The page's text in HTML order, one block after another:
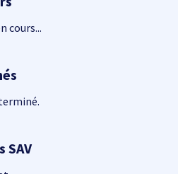
cours...
SAV